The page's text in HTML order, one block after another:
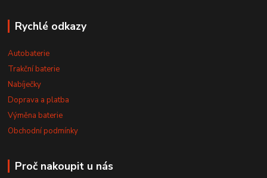
Rychlé odkazy
Autobaterie
Trakční baterie
Nabíječky
Doprava a platba
Výměna baterie
Obchodní podmínky
Proč nakoupit u nás